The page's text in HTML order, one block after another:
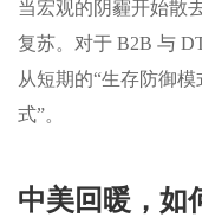
当宏观的阴霾开始散
复苏。对于 B2B 与
从短期的“生存防御
式”。
中美回暖，如